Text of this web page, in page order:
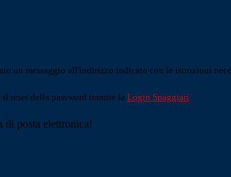
un messaggio all'indirizzo indicato con le istruzioni
reset della password tramite la Login Spaggiari
di posta elettronica!